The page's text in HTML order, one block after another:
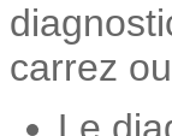
carrez